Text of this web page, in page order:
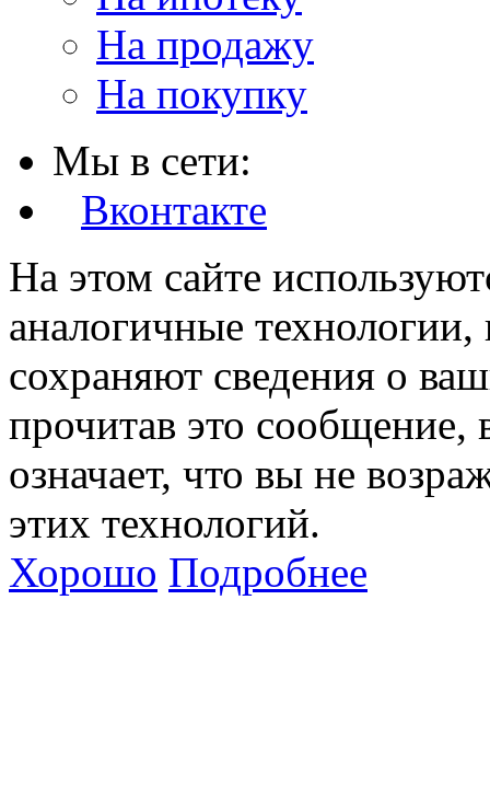
На продажу
На покупку
Мы в сети:
Вконтакте
На этом сайте
аналогичные технологии,
сохраняют сведения о
прочитав это сообщение,
означает, что вы не
этих технологий.
Хорошо Подробнее